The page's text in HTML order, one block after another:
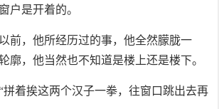
户是开着的。
前，他所经历过的事，他全然朦胧一
廓，他当然也不知道是楼上还是楼下。
拼着挨这两个汉子一拳，往窗口跳出去再